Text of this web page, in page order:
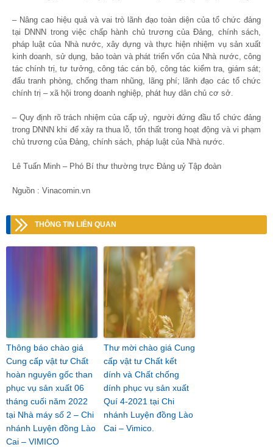
– Nâng cao hiệu quả và vai trò lãnh đạo toàn diện của tổ chức đảng
tại DNNN trong việc chấp hành chủ trương của Đảng, chính sách,
pháp luật của Nhà nước, xây dựng và thực hiện nhiệm vụ sản xuất
kinh doanh, sử dụng, bảo toàn và phát triển vốn của Nhà nước, công
tác chính trị, tư tưởng, công tác cán bộ, công tác kiểm tra, giám sát;
đấu tranh phòng, chống tham nhũng, lãng phí; lãnh đạo các tổ chức
chính trị – xã hội trong doanh nghiệp, phát huy dân chủ cơ sở.
– Quy định rõ trách nhiệm của cấp uỷ, người đứng đầu tổ chức đảng
trong DNNN khi để xảy ra thua lỗ, tổn thất trong hoạt động và vi phạm
chủ trương của Đảng, chính sách, pháp luật của Nhà nước.
Lê Tuấn Minh – Phó Bí thư thường trực Đảng uỷ Tập đoàn
Nguồn : Vinacomin.vn
THÔNG TIN LIÊN QUAN
Thông báo chào giá
Cung cấp vật tư Chất
hoàn nguyên gốc than
phục vụ sản xuất 06
tháng cuối năm 2022
tại Nhà máy số 2 – Chi
nhánh Luyện đồng Lào
Cai – VIMICO
Thư mời chào giá Cung
cấp vật tư Chất kết
dính và Chất chống
dính phục vụ sản xuất
Quí 4-2021 tại Chi
nhánh Luyện đồng Lào
Cai – Vimico.